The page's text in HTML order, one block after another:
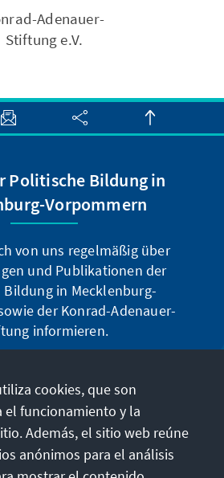
Adenauer-
Stiftung e.V.
Politische Bildung in
Vorpommern
von uns regelmäßig über
und Publikationen der
in Mecklenburg-
der Konrad-Adenauer-
informieren.
cookies, que son
el funcionamiento y la
Además, el sitio web reúne
anónimos para el análisis